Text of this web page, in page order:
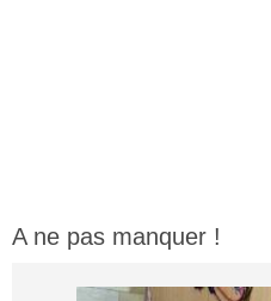
A ne pas manquer !